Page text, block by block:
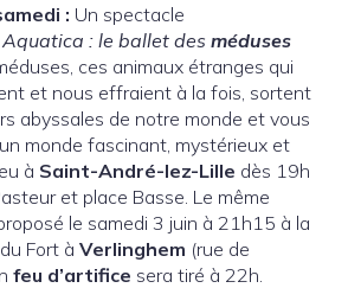
: Un spectacle
Aquatica : le ballet des méduses
ces animaux étranges qui
et nous effraient à la fois, sortent
abyssales de notre monde et vous
monde fascinant, mystérieux et
à Saint-André-lez-Lille dès 19h
et place Basse. Le même
le samedi 3 juin à 21h15 à la
Fort à Verlinghem (rue de
feu d’artifice sera tiré à 22h.